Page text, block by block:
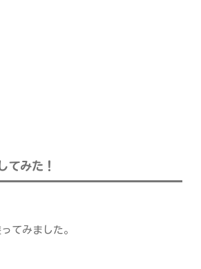
てみた！
てみました。